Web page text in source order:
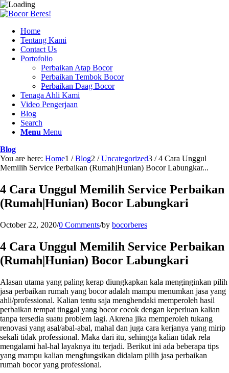
Home
Tentang Kami
Contact Us
Portofolio
Perbaikan Atap Bocor
Perbaikan Tembok Bocor
Perbaikan Daag Bocor
Tenaga Ahli Kami
Video Pengerjaan
Blog
Search
Menu Menu
Blog
You are here: Home1 / Blog2 / Uncategorized3 / 4 Cara Unggul
Memilih Service Perbaikan (Rumah|Hunian) Bocor Labungkar...
4 Cara Unggul Memilih Service Perbaikan
(Rumah|Hunian) Bocor Labungkari
October 22, 2020/0 Comments/by bocorberes
4 Cara Unggul Memilih Service Perbaikan
(Rumah|Hunian) Bocor Labungkari
Alasan utama yang paling kerap diungkapkan kala menginginkan pilih
jasa perbaikan rumah yang bocor adalah mampu menumkan jasa yang
ahli/professional. Kalian tentu saja menghendaki memperoleh hasil
perbaikan tempat tinggal yang bocor cocok dengan keperluan kalian
tanpa tersedia suatu problem lagi. Akrena jika memperoleh tukang
renovasi yang asal/abal-abal, mahal dan juga cara kerjanya yang mirip
sekali tidak professional. Maka dari itu, sehingga kalian tidak rela
mengalami hal-hal layaknya itu terjadi. Berikut ini ada beberapa tips
yang mampu kalian mengfungsikan didalam pilih jasa perbaikan
rumah bocor yang professional.